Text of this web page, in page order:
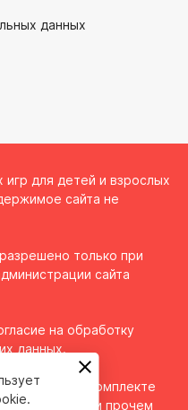
данных
для детей и взрослых
сайта не
только при
сайта
на обработку
данных.
комплекте
внешнем виде и прочем